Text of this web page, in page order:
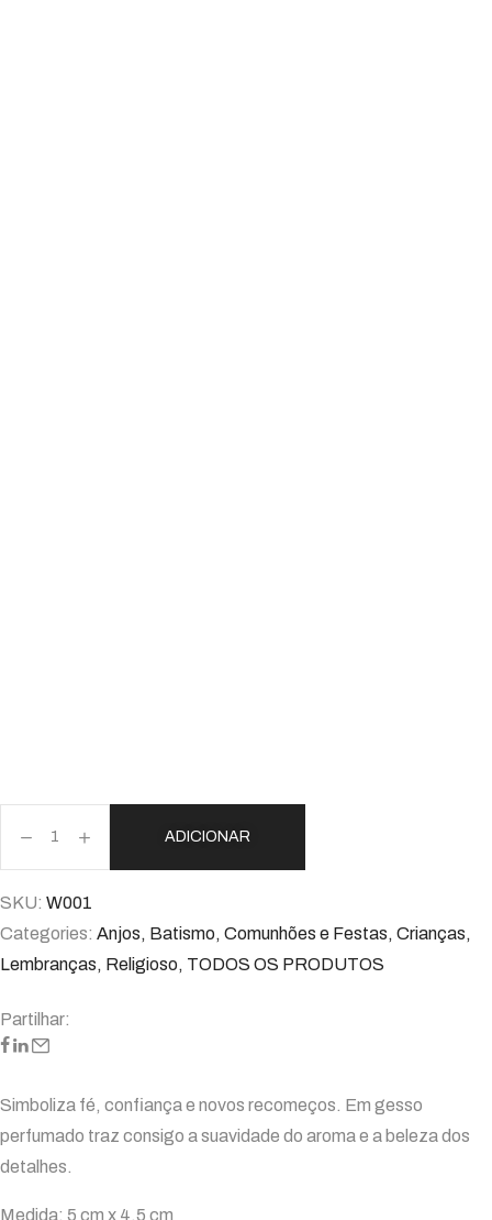
ADICIONAR
SKU: W001
Categories: Anjos, Batismo, Comunhões e Festas, Crianças,
Lembranças, Religioso, TODOS OS PRODUTOS
Partilhar:
Simboliza fé, confiança e novos recomeços. Em gesso
perfumado traz consigo a suavidade do aroma e a beleza dos
detalhes.
Medida: 5 cm x 4,5 cm